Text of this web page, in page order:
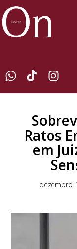
Ratos
em
dezembro